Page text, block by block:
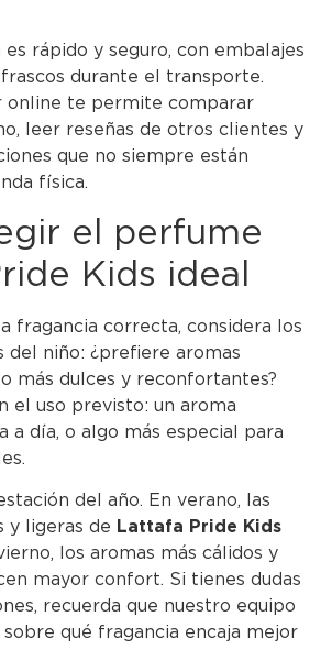
es rápido y seguro, con embalajes
durante el transporte.
online te permite comparar
leer reseñas de otros clientes y
que no siempre están
física.
el perfume
Kids ideal
fragancia correcta, considera los
del niño: ¿prefiere aromas
más dulces y reconfortantes?
el uso previsto: un aroma
a día, o algo más especial para
del año. En verano, las
y ligeras de Lattafa Pride Kids
los aromas más cálidos y
mayor confort. Si tienes dudas
recuerda que nuestro equipo
qué fragancia encaja mejor